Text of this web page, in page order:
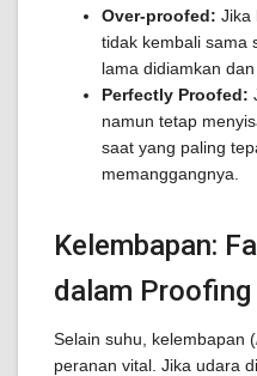
Over-proofed: Jika
tidak kembali sama
lama didiamkan
Perfectly Proofed:
namun tetap
saat yang paling
memanggangnya.
Kelembapan:
dalam Proofing
Selain suhu, kelembapan (
peranan vital. Jika udara